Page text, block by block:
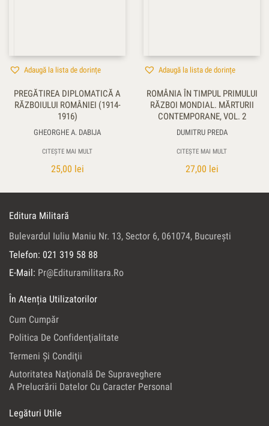
Adaugă la lista de dorințe
PREGĂTIREA DIPLOMATICĂ A
RĂZBOIULUI ROMÂNIEI (1914-
1916)
GHEORGHE A. DABIJA
CITEȘTE MAI MULT
25,00 lei
Adaugă la lista de dorințe
ROMÂNIA ÎN TIMPUL PRIMULUI
RĂZBOI MONDIAL. MĂRTURII
CONTEMPORANE, VOL. 2
DUMITRU PREDA
CITEȘTE MAI MULT
27,00 lei
Editura Militară
Bulevardul Iuliu Maniu Nr. 13, Sector 6, 061074, Bucureşti
Telefon: 021 319 58 88
E-Mail: Pr@edituramilitara.ro
În Atenția Utilizatorilor
Cum Cumpăr
Politica De Confidenţialitate
Termeni Şi Condiţii
Autoritatea Naţională De Supraveghere
A Prelucrării Datelor Cu Caracter Personal
Legături Utile